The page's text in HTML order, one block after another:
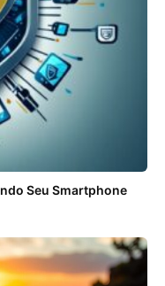
Seu Smartphone